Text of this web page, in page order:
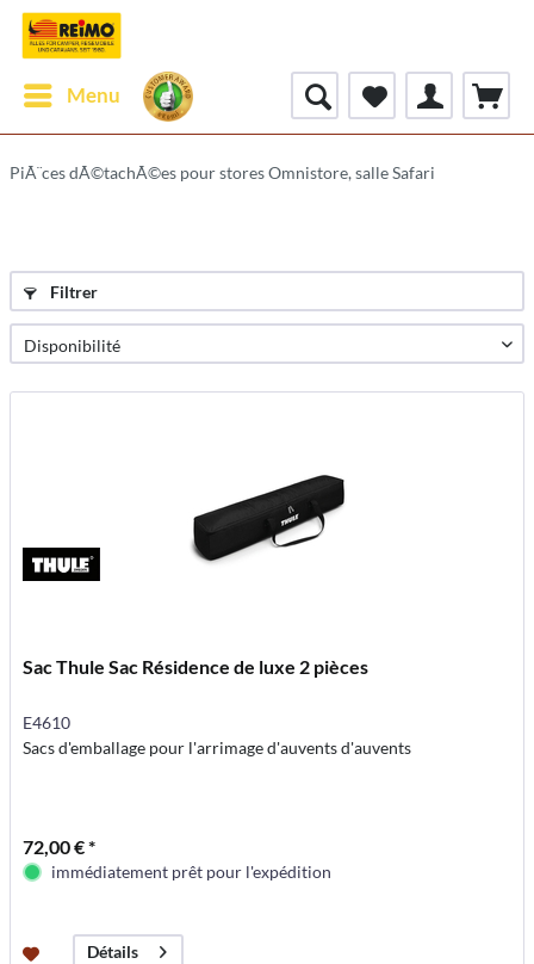
Menu
PiÃ¨ces dÃ©tachÃ©es pour stores Omnistore, salle Safari
Filtrer
Sac Thule Sac Résidence de luxe 2 pièces
E4610
Sacs d'emballage pour l'arrimage d'auvents d'auvents
72,00 € *
immédiatement prêt pour l'expédition
Détails